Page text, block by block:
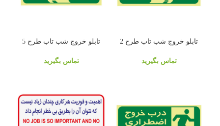
تابلو خروج شب تاب طرح 2
تماس بگیرید
تابلو خروج شب تاب طرح 5
تماس بگیرید